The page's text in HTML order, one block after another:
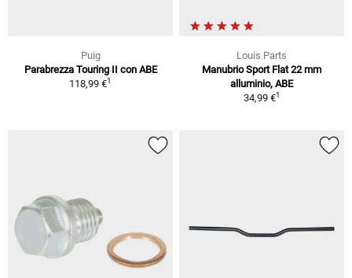
Puig
Parabrezza Touring II con ABE
118,99 €1
Louis Parts
Manubrio Sport Flat 22 mm
alluminio, ABE
34,99 €1